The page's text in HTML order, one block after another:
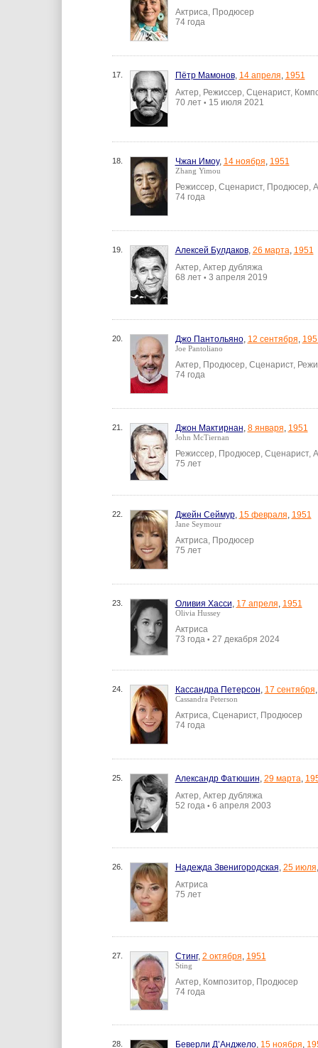
Актриса, Продюсер
74 года
17. Пётр Мамонов, 14 апреля, 1951
Актер, Режиссер, Сценарист,
70 лет • 15 июля 2021
18. Чжан Имоу, 14 ноября, 1951
Zhang Yimou
Режиссер, Сценарист, Продюсер,
74 года
19. Алексей Булдаков, 26 марта, 1951
Актер, Актер дубляжа
68 лет • 3 апреля 2019
20. Джо Пантольяно, 12 сентября,
Joe Pantoliano
Актер, Продюсер, Сценарист,
74 года
21. Джон Мактирнан, 8 января, 1951
John McTiernan
Режиссер, Продюсер, Сценарист,
75 лет
22. Джейн Сеймур, 15 февраля, 1951
Jane Seymour
Актриса, Продюсер
75 лет
23. Оливия Хасси, 17 апреля, 1951
Olivia Hussey
Актриса
73 года • 27 декабря 2024
24. Кассандра Петерсон, 17 сентября
Cassandra Peterson
Актриса, Сценарист, Продюсер
74 года
25. Александр Фатюшин, 29 марта,
Актер, Актер дубляжа
52 года • 6 апреля 2003
26. Надежда Звенигородская, 25 июля
Актриса
75 лет
27. Стинг, 2 октября, 1951
Sting
Актер, Композитор, Продюсер
74 года
28. Беверли Д’Анджело, 15 ноября,